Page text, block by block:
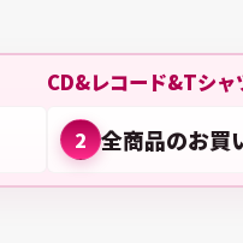
CD&レコード&Tシ
2 全商品のお買